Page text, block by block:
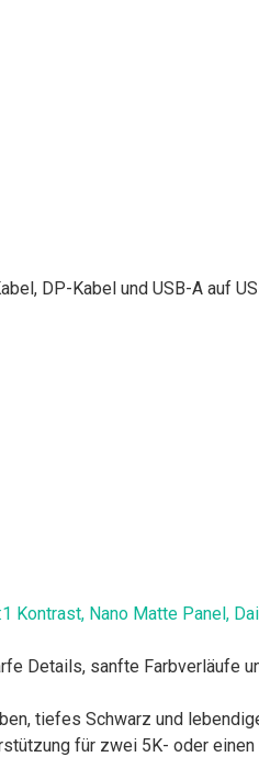
DP-Kabel und USB-A auf
Nano Matte Panel,
Details, sanfte Farbverläufe
tiefes Schwarz und
für zwei 5K- oder